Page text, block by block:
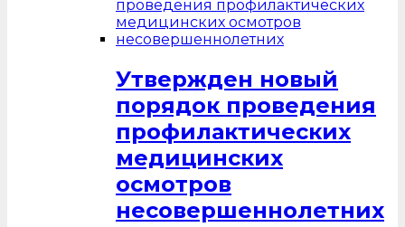
Утвержден новый
порядок проведения
профилактических
медицинских
осмотров
несовершеннолетних